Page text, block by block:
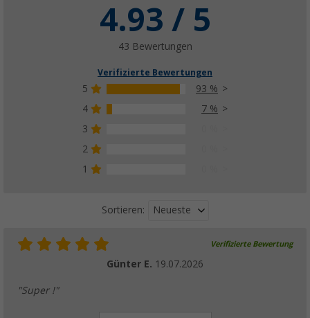
4.93 / 5
43 Bewertungen
Verifizierte Bewertungen
5
93 %
4
7 %
3
2
1
Sortieren: Neueste
Verifizierte Bewertung
Günter E. 19.07.2026
"Super !"